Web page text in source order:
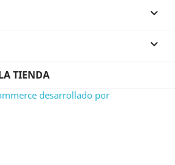


TIENDA
desarrollado por